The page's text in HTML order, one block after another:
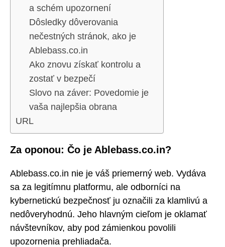
a schém upozornení
Dôsledky dôverovania
nečestných stránok, ako je
Ablebass.co.in
Ako znovu získať kontrolu a
zostať v bezpečí
Slovo na záver: Povedomie je
vaša najlepšia obrana
URL
Za oponou: Čo je Ablebass.co.in?
Ablebass.co.in nie je váš priemerný web. Vydáva
sa za legitímnu platformu, ale odborníci na
kybernetickú bezpečnosť ju označili za klamlivú a
nedôveryhodnú. Jeho hlavným cieľom je oklamať
návštevníkov, aby pod zámienkou povolili
upozornenia prehliadača.